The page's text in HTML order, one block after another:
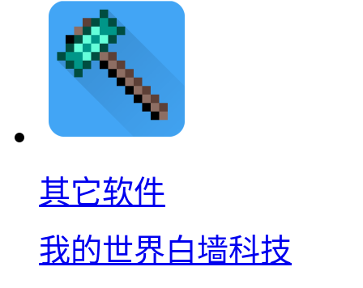
其它软件
我的世界白墙科技